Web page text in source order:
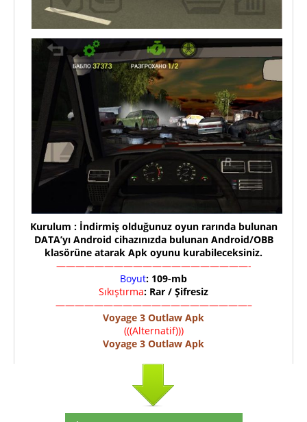
Kurulum : İndirmiş olduğunuz oyun rarında bulunan
DATA’yı Android cihazınızda bulunan Android/OBB
klasörüne atarak Apk oyunu kurabileceksiniz.
————————————————————-
Boyut: 109-mb
Sıkıştırma: Rar / Şifresiz
————————————————————–
Voyage 3 Outlaw Apk
(((Alternatif)))
Voyage 3 Outlaw Apk